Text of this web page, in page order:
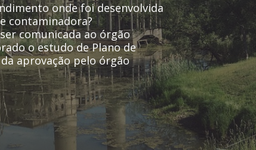
onde foi desenvolvida
contaminadora?
comunicada ao órgão
o estudo de Plano de
aprovação pelo órgão